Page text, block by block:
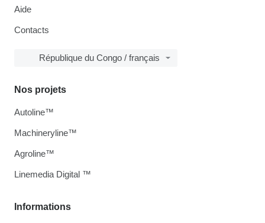
Aide
Contacts
République du Congo / français
Informations
Nos projets
Autoline™
Machineryline™
Agroline™
Linemedia Digital ™